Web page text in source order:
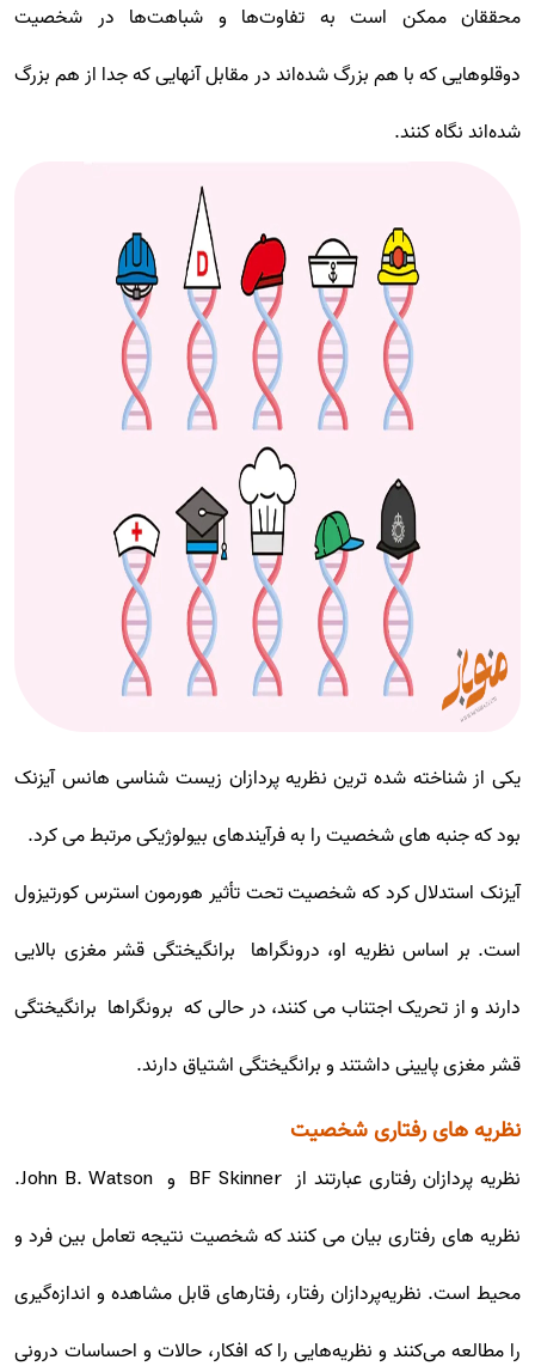
محققان ممکن است به تفاوت‌ها و شباهت‌ها در شخصیت
دوقلوهایی که با هم بزرگ شده‌اند در مقابل آنهایی که جدا از هم بزرگ
شده‌اند نگاه کنند.
یکی از شناخته شده ترین نظریه پردازان زیست شناسی هانس آیزنک
بود که جنبه های شخصیت را به فرآیندهای بیولوژیکی مرتبط می کرد.
آیزنک استدلال کرد که شخصیت تحت تأثیر هورمون استرس کورتیزول
است. بر اساس نظریه او، درونگراها برانگیختگی قشر مغزی بالایی
دارند و از تحریک اجتناب می کنند، در حالی که برونگراها برانگیختگی
قشر مغزی پایینی داشتند و برانگیختگی اشتیاق دارند.
نظریه های رفتاری شخصیت
نظریه پردازان رفتاری عبارتند از BF Skinner و John B. Watson.
نظریه های رفتاری بیان می کنند که شخصیت نتیجه تعامل بین فرد و
محیط است. نظریه‌پردازان رفتار، رفتارهای قابل مشاهده و اندازه‌گیری
را مطالعه می‌کنند و نظریه‌هایی را که افکار، حالات و احساسات درونی